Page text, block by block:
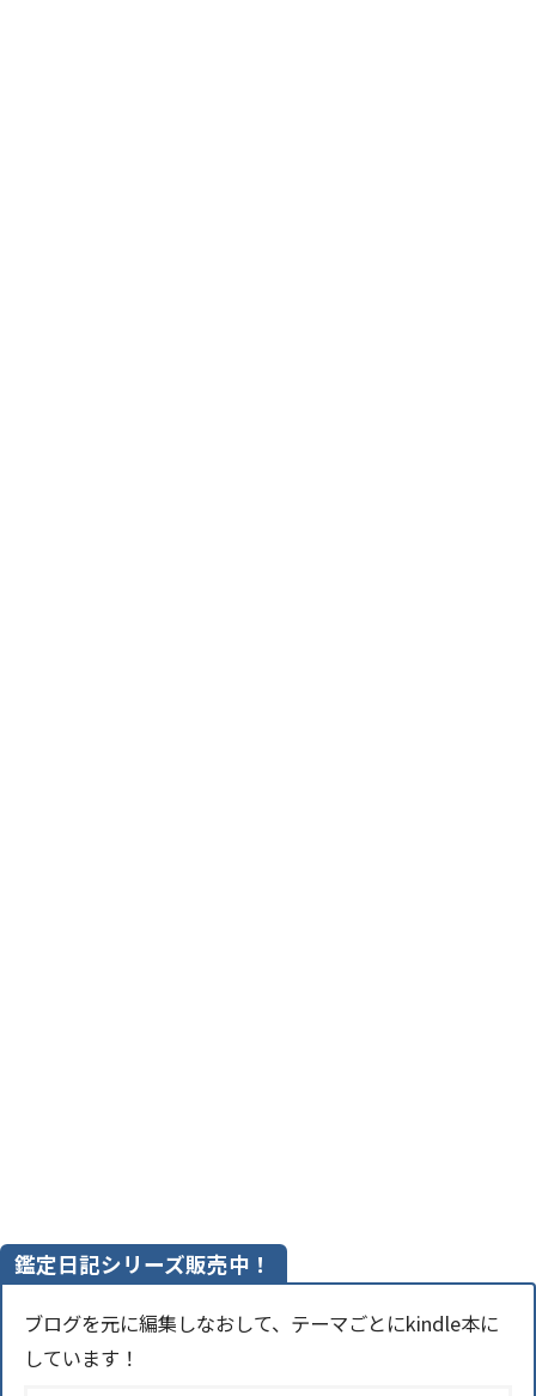
鑑定日記シリーズ販売中！
ブログを元に編集しなおして、テーマごとにkindle本に
しています！